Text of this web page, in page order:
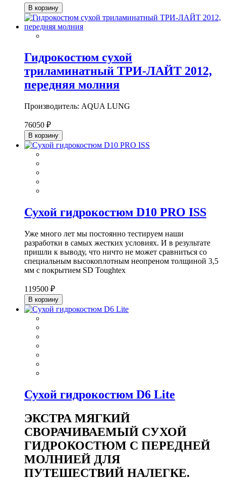
В корзину
Гидрокостюм сухой
триламинатный ТРИ-ЛАЙТ 2012,
передняя молния
Производитель: AQUA LUNG
76050 ₽
В корзину
Сухой гидрокостюм D10 PRO ISS
Уже много лет мы постоянно тестируем наши
разработки в самых жестких условиях. И в результате
пришли к выводу, что ничто не может сравниться со
специальным высокоплотным неопреном толщиной 3,5
мм с покрытием SD Toughtex
119500 ₽
В корзину
Сухой гидрокостюм D6 Lite
ЭКСТРА МЯГКИЙ
СВОРАЧИВАЕМЫЙ СУХОЙ
ГИДРОКОСТЮМ С ПЕРЕДНЕЙ
МОЛНИЕЙ ДЛЯ
ПУТЕШЕСТВИЙ НАЛЕГКЕ.